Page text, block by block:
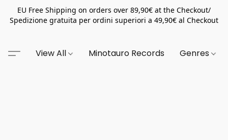
EU Free Shipping on orders over 89,90€ at the Checkout/
Spedizione gratuita per ordini superiori a 49,90€ al Checkout
View All Minotauro Records Genres